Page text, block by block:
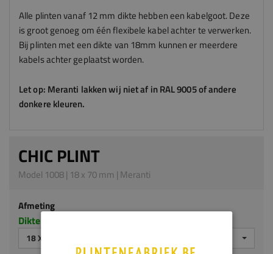
Alle plinten vanaf 12 mm dikte hebben een kabelgoot. Deze
is groot genoeg om één flexibele kabel achter te verwerken.
Bij plinten met een dikte van 18mm kunnen er meerdere
kabels achter geplaatst worden.
Let op: Meranti lakken wij niet af in RAL 9005 of andere
donkere kleuren.
CHIC PLINT
Model 1008 | 18 x 70 mm | Meranti
Afmeting
Dikte x hoogte in millimeters
18 X 70 MM